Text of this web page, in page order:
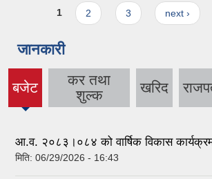
Pages
1 2 3 next ›
जानकारी
बजेट
(active
tab)
कर तथा
शुल्क
खरिद
आ.व. २०८३।०८४ को वार्षिक विकास
मिति: 06/29/2026 - 16:43